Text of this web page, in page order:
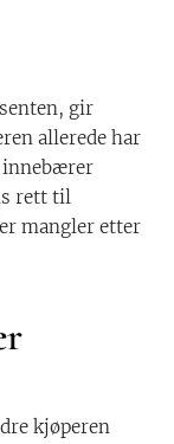
gir
allerede har
innebærer
rett til
mangler etter
kjøperen